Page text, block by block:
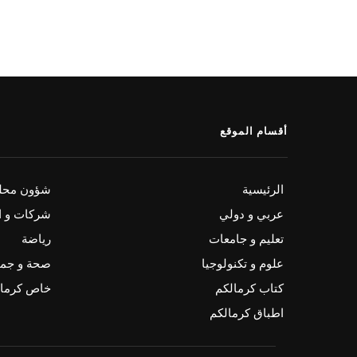
أقسام الموقع
الرئيسية
شؤون
عربي و دولي
شركات و
تعليم و جامعات
رياضة
علوم و تكنولوجيا
صحة و
كتاب كرمالكم
خاص
اطباق كرمالكم